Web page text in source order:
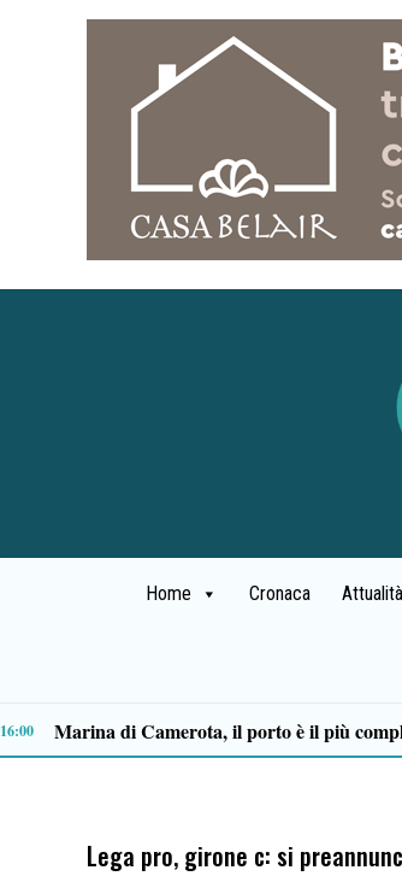
Home Cronaca Attualità
Ordigno bellico riaffiora in un terreno di Battipaglia: scatta la messa in sicurezza 09:01
Lega pro, girone c: si